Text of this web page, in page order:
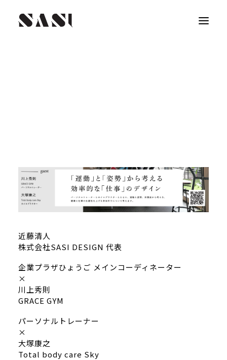
近藤清人
株式会社SASI DESIGN 代表
企業プラザひょうご メインコーディネーター
×
川上秀則
GRACE GYM
パーソナルトレーナー
×
大塚康之
Total body care Sky